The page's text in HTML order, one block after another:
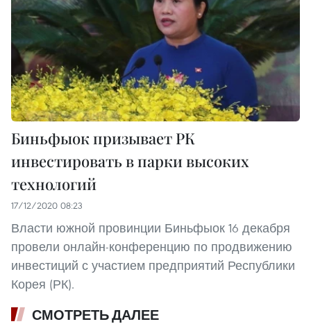
Биньфыок призывает РК
инвестировать в парки высоких
технологий
17/12/2020 08:23
Власти южной провинции Биньфыок 16 декабря
провели онлайн-конференцию по продвижению
инвестиций с участием предприятий Республики
Корея (РК).
СМОТРЕТЬ ДАЛЕЕ